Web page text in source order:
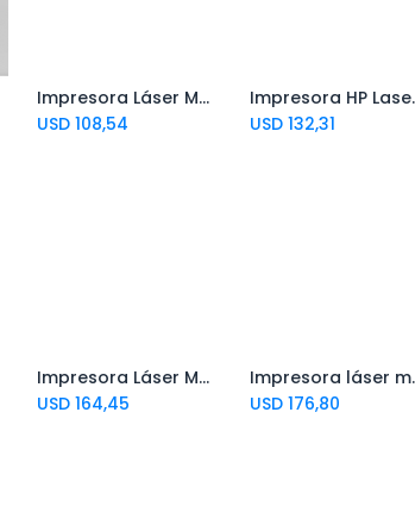
Impresora Láser Monocromática Pantum BP2300W con Bluetooth y Wi-Fi
USD108,54
Add to Cart
USD 132,31
Impresora Láser Monocromática Multifunción Pantum BM2300ADW
USD164,45
Impresora
USD 176,80